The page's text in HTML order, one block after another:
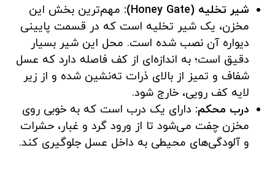
شیر تخلیه (Honey Gate):
مهم‌ترین بخش این
مخزن، یک شیر تخلیه است که در قسمت پایینی
دیواره آن نصب شده است. محل این شیر بسیار
دقیق است؛ به اندازه‌ای از کف فاصله دارد که عسل
شفاف و تمیز از بالای ذرات ته‌نشین شده و از زیر
لایه کف رویی، خارج شود.
درب محکم: دارای یک درب است که به خوبی روی
مخزن چفت می‌شود تا از ورود گرد و غبار، حشرات
و آلودگی‌های محیطی به داخل عسل جلوگیری کند.